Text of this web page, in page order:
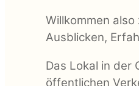
Willkommen
Ausblicken,
Das Lokal in der
öffentlichen